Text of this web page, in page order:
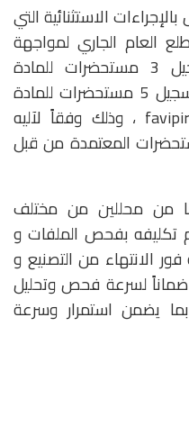
الاستثنائية التي
العام الجاري لمواجهة
فيروس كورونا، حيث تم تسجيل 3 مستحضرات للمادة
الفعالةRemdesivir ، كما تم تسجيل 5 مستحضرات للمادة
الفعالة favipiravir 200 mg tablet ، وذلك وفقاً لآليه
المعتمدة من قبل
من محللين من مختلف
تم تكليفه بفحص الملفات و
الانتهاء من التصنيع و
ضماناً لسرعة فحص وتحليل
يضمن استمرار وسرعة